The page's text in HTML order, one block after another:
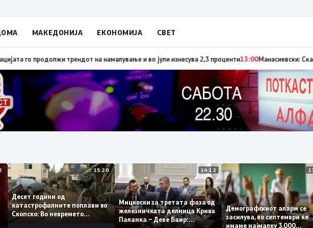
МАКЕДОНИЈА ЕКОНОМИЈА СВЕТ
Уште еден охрабрувачки сигнал за позитивните движења во економомијата, инфлацијата го
12:12
на
15:20
Десет години од
катастрофалните поплави во
Скопско: Во невремето
14:12
Мицкоски за третата фаза од
железничката делница Крива
Паланка – Деве Баир:
Демографскиот аларм
засилува, во
имаме најмалку 3.000